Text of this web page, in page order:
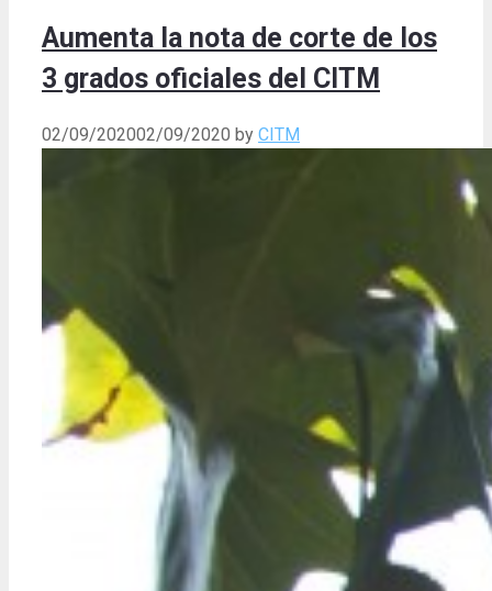
Aumenta la nota de corte de los
3 grados oficiales del CITM
02/09/202002/09/2020 by CITM